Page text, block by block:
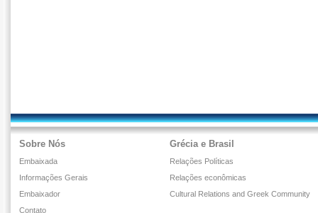
Sobre Nós
Embaixada
Informações Gerais
Embaixador
Contato
Grécia e Brasil
Relações Políticas
Relações econômicas
Cultural Relations and Greek Community